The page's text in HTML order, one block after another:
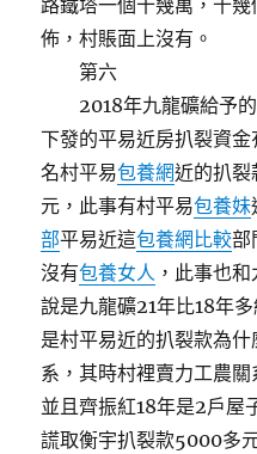
路鐵塔一個十幾萬，十
佈，村賬面上沒有。
第六
2018年九龍礦給予的
下發的平易近房扒裂資
名村平易包養網近的扒
元，此事有村平易包養妹
部平易近這包養網比較部
沒有包養女人 ，此事也
說是九龍礦21年比18年
是村平易近的扒裂款為
系，其時村裡賣力工農
並且齊振紅18年是2戶屋
謊取衡宇扒裂款5000多